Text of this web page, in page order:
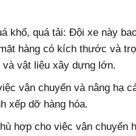
khổ, quá tải: Đội xe này
hàng có kích thước và
vật liệu xây dựng lớn.
vận chuyển và nâng hạ
xếp dỡ hàng hóa.
hợp cho việc vận chuyển